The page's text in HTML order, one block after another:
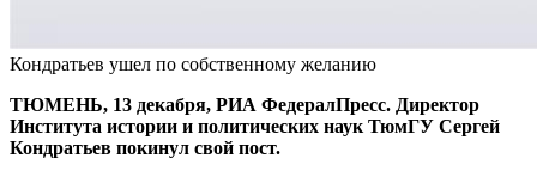
Кондратьев ушел по собственному желанию
ТЮМЕНЬ, 13 декабря, РИА ФедералПресс. Директор
Института истории и политических наук ТюмГУ Сергей
Кондратьев покинул свой пост.